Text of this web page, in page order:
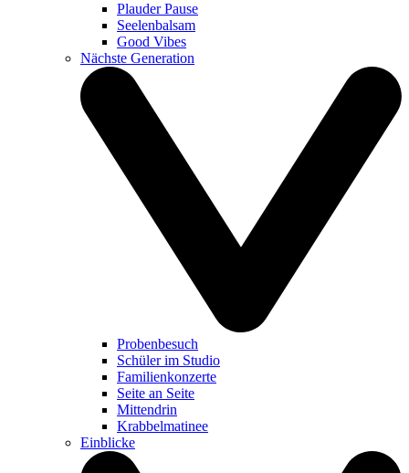
Plauder Pause
Seelenbalsam
Good Vibes
Nächste Generation
Probenbesuch
Schüler im Studio
Familienkonzerte
Seite an Seite
Mittendrin
Krabbelmatinee
Einblicke